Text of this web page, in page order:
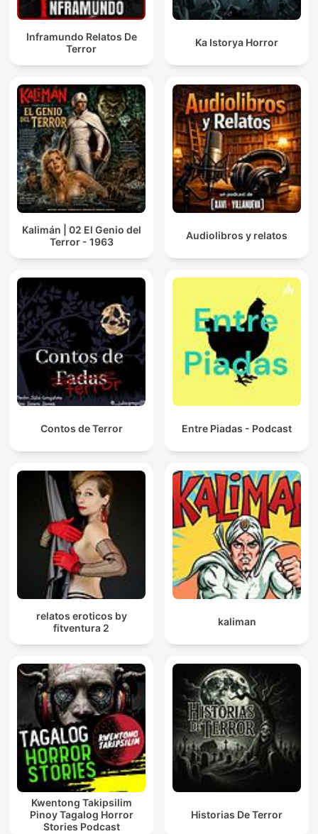
Inframundo Relatos De
Terror
Ka Istorya Horror
Kalimán | 02 El Genio del
Terror - 1963
Audiolibros y relatos
Contos de Terror Entre Piadas - Podcast
relatos eroticos by
fitventura 2
kaliman
Kwentong Takipsilim
Pinoy Tagalog Horror
Stories Podcast
Historias De Terror